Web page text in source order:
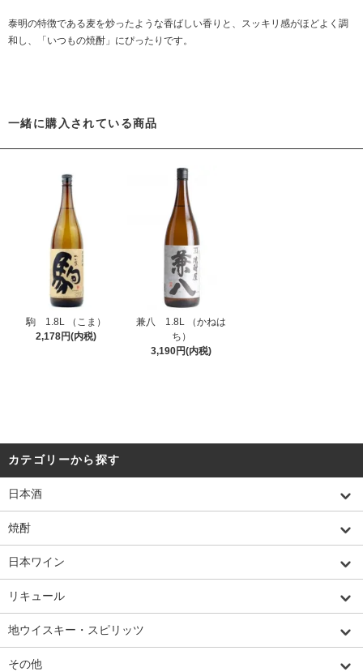
泰明の特徴である麦を炒ったような香ばしい香りと、スッキリ感がほどよく調
和し、「いつもの焼酎」にぴったりです。
一緒に購入されている商品
駒 1.8L （こま）
2,178円(内税)
兼八 1.8L （かねは
ち）
3,190円(内税)
カテゴリーから探す
日本酒
焼酎
日本ワイン
リキュール
地ウイスキー・スピリッツ
その他